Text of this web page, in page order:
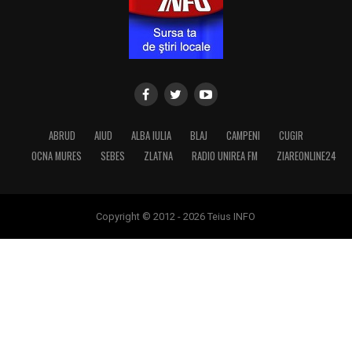
ABRUD AIUD ALBA IULIA BLAJ CAMPENI
CUGIR
OCNA MURES
SEBES ZLATNA RADIO UNIREA FM ZIAREONLINE24
Copyright © 2012 - 2026 Teius INFO